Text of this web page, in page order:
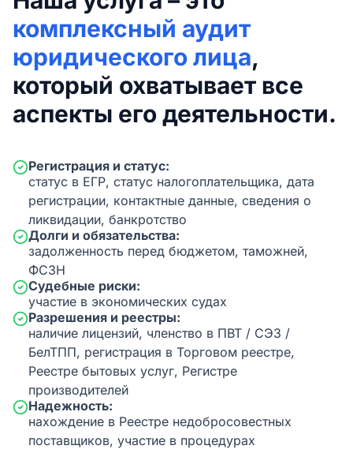
комплексный аудит
юридического лица,
который охватывает все
аспекты его деятельности.
Регистрация и статус:
статус в ЕГР, статус налогоплательщика, дата
регистрации, контактные данные, сведения о
ликвидации, банкротство
Долги и обязательства:
задолженность перед бюджетом, таможней,
ФСЗН
Судебные риски:
участие в экономических судах
Разрешения и реестры:
наличие лицензий, членство в ПВТ / СЭЗ /
БелТПП, регистрация в Торговом реестре,
Реестре бытовых услуг, Регистре
производителей
Надежность:
нахождение в Реестре недобросовестных
поставщиков, участие в процедурах